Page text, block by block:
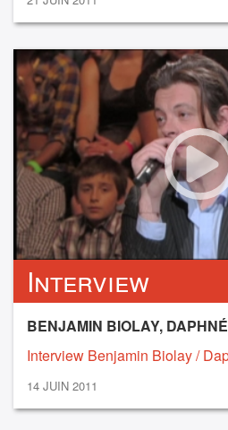
Interview
BENJAMIN BIOLAY, DAPHNÉ
Interview Benjamin Biolay /
14 JUIN 2011